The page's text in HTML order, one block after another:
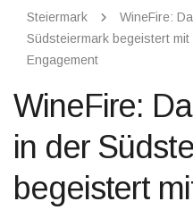
Steiermark
WineFire:
Südsteiermark begeistert
Engagement
WineFire:
in der
begeistert